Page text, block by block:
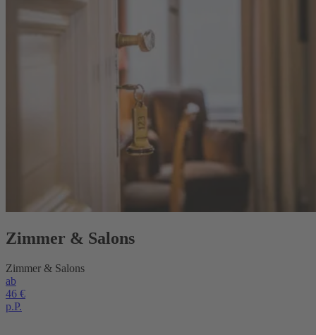
Zimmer & Salons
Zimmer & Salons
ab
46 €
p.P.